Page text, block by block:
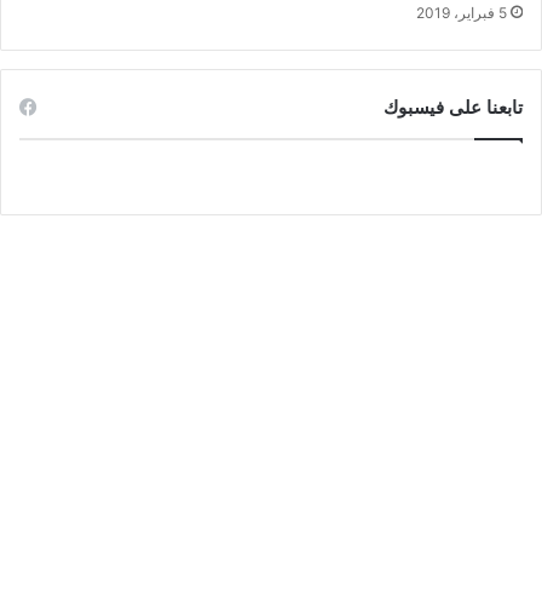
5 فبراير، 2019
تابعنا على فيسبوك